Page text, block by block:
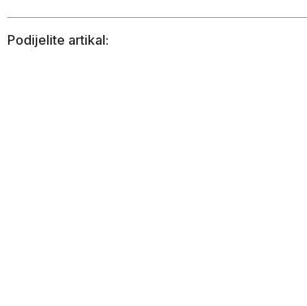
Podijelite artikal: